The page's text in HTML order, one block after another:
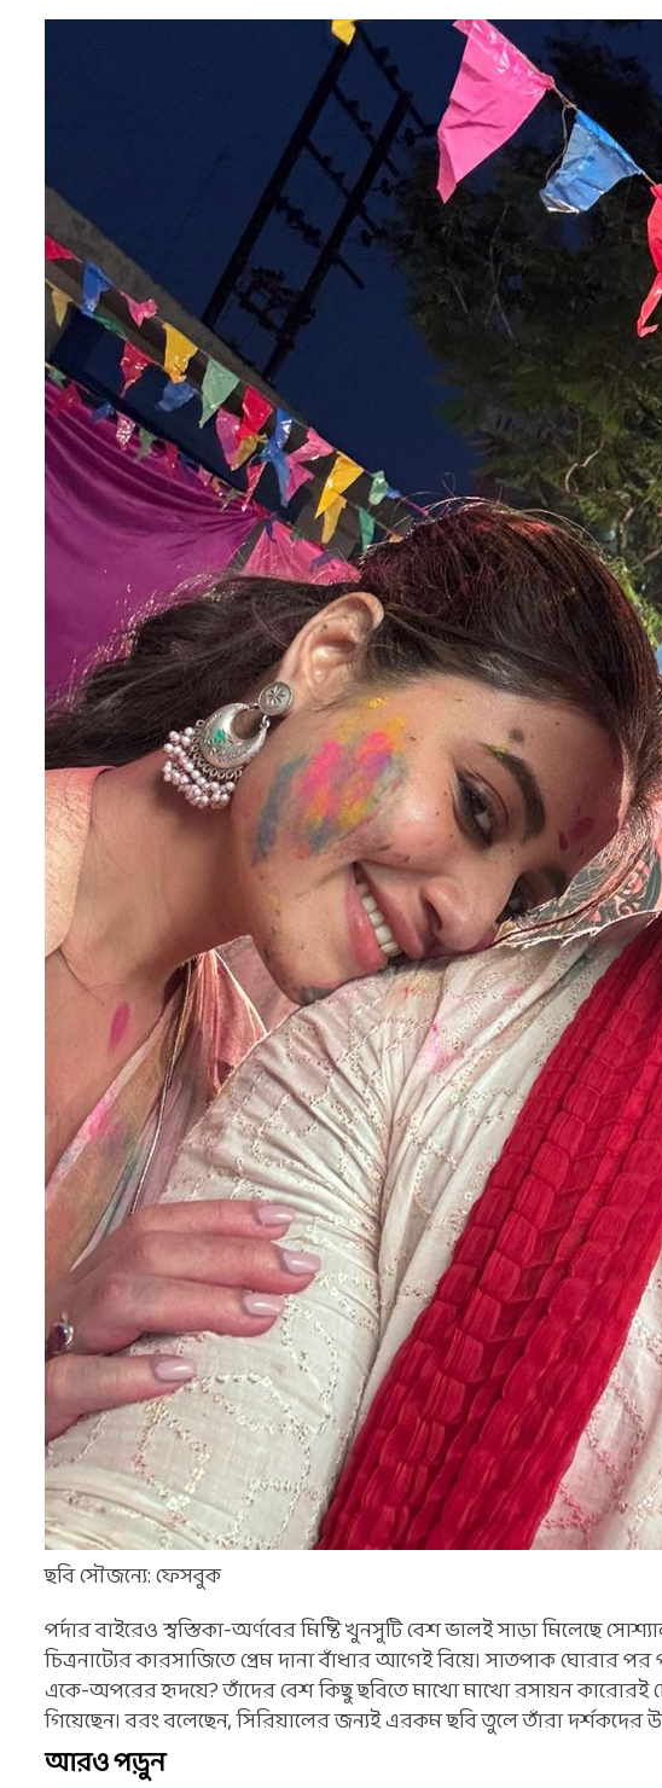
ছবি সৌজন্যে: ফেসবুক
পর্দার বাইরেও স্বস্তিকা-অর্ণবের মিষ্টি খুনসুটি বেশ ভালই সাড়া মিলেছে
চিত্রনাট্যের কারসাজিতে প্রেম দানা বাঁধার আগেই বিয়ে। সাতপাক ঘোরার পর
একে-অপরের হৃদয়ে? তাঁদের বেশ কিছু ছবিতে মাখো মাখো রসায়ন কারোরই
গিয়েছেন। বরং বলেছেন, সিরিয়ালের জন্যই এরকম ছবি তুলে তাঁরা দর্শকদের
আরও পড়ুন